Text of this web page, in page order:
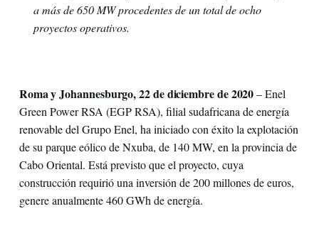
a más de 650 MW procedentes de un total de ocho
proyectos operativos.
Roma y Johannesburgo, 22 de diciembre de 2020– Enel
Green Power RSA (EGP RSA), filial sudafricana de energía
renovable del Grupo Enel, ha iniciado con éxito la explotación
de su parque eólico de Nxuba, de 140 MW, en la provincia de
Cabo Oriental. Está previsto que el proyecto, cuya
construcción requirió una inversión de 200 millones de euros,
genere anualmente 460 GWh de energía.